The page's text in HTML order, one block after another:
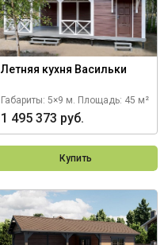
Летняя кухня Васильки
Габариты: 5×9 м. Площадь: 45 м²
1 495 373 руб.
Купить